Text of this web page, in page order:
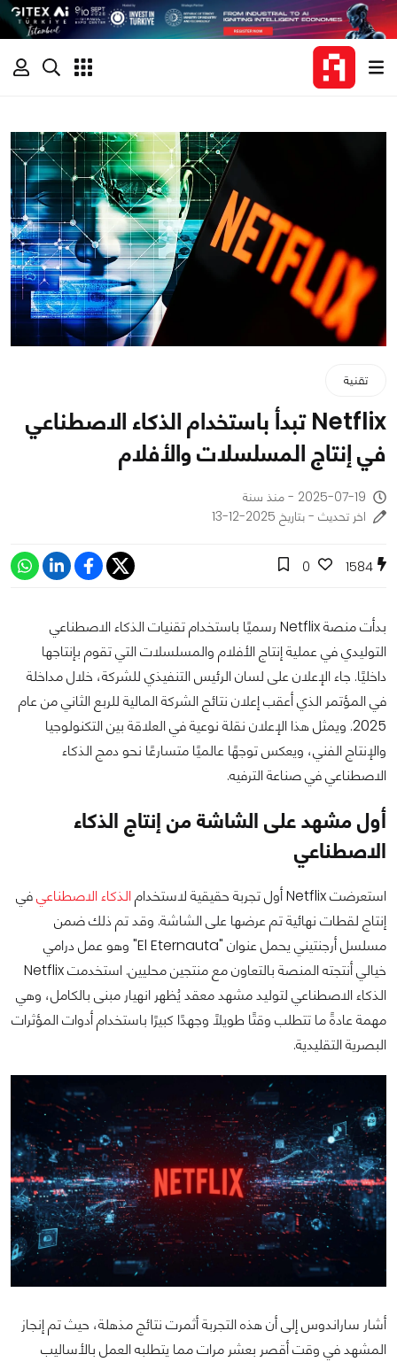
تقنية
Netflix تبدأ باستخدام الذكاء الاصطناعي
في إنتاج المسلسلات والأفلام
2025-07-19 - منذ سنة
اخر تحديث - بتاريخ 2025-12-13
1584
0
بدأت منصة Netflix رسميًا باستخدام تقنيات الذكاء الاصطناعي
التوليدي في عملية إنتاج الأفلام والمسلسلات التي تقوم بإنتاجها
داخليًا. جاء الإعلان على لسان الرئيس التنفيذي للشركة، خلال مداخلة
في المؤتمر الذي أعقب إعلان نتائج الشركة المالية للربع الثاني من عام
2025. ويمثل هذا الإعلان نقلة نوعية في العلاقة بين التكنولوجيا
والإنتاج الفني، ويعكس توجهًا عالميًا متسارعًا نحو دمج الذكاء
الاصطناعي في صناعة الترفيه.
أول مشهد على الشاشة من إنتاج الذكاء
الاصطناعي
استعرضت Netflix أول تجربة حقيقية لاستخدام الذكاء الاصطناعيفي
إنتاج لقطات نهائية تم عرضها على الشاشة. وقد تم ذلك ضمن
مسلسل أرجنتيني يحمل عنوان "El Eternauta" وهو عمل درامي
خيالي أنتجته المنصة بالتعاون مع منتجين محليين. استخدمت Netflix
الذكاء الاصطناعي لتوليد مشهد معقد يُظهر انهيار مبنى بالكامل، وهي
مهمة عادةً ما تتطلب وقتًا طويلًا وجهدًا كبيرًا باستخدام أدوات المؤثرات
البصرية التقليدية.
أشار ساراندوس إلى أن هذه التجربة أثمرت نتائج مذهلة، حيث تم إنجاز
المشهد في وقت أقصر بعشر مرات مما يتطلبه العمل بالأساليب